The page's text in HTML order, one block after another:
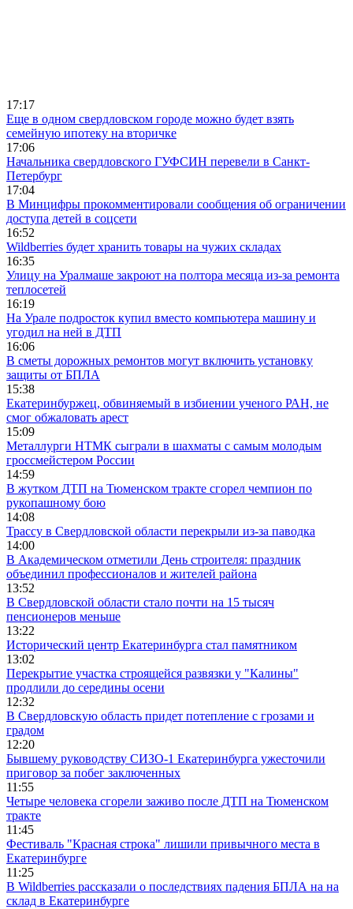
17:17
Еще в одном свердловском городе можно будет взять
семейную ипотеку на вторичке
17:06
Начальника свердловского ГУФСИН перевели в Санкт-
Петербург
17:04
В Минцифры прокомментировали сообщения об ограничении
доступа детей в соцсети
16:52
Wildberries будет хранить товары на чужих складах
16:35
Улицу на Уралмаше закроют на полтора месяца из-за ремонта
теплосетей
16:19
На Урале подросток купил вместо компьютера машину и
угодил на ней в ДТП
16:06
В сметы дорожных ремонтов могут включить установку
защиты от БПЛА
15:38
Екатеринбуржец, обвиняемый в избиении ученого РАН, не
смог обжаловать арест
15:09
Металлурги НТМК сыграли в шахматы с самым молодым
гроссмейстером России
14:59
В жутком ДТП на Тюменском тракте сгорел чемпион по
рукопашному бою
14:08
Трассу в Свердловской области перекрыли из-за паводка
14:00
В Академическом отметили День строителя: праздник
объединил профессионалов и жителей района
13:52
В Свердловской области стало почти на 15 тысяч
пенсионеров меньше
13:22
Исторический центр Екатеринбурга стал памятником
13:02
Перекрытие участка строящейся развязки у "Калины"
продлили до середины осени
12:32
В Свердловскую область придет потепление с грозами и
градом
12:20
Бывшему руководству СИЗО-1 Екатеринбурга ужесточили
приговор за побег заключенных
11:55
Четыре человека сгорели заживо после ДТП на Тюменском
тракте
11:45
Фестиваль "Красная строка" лишили привычного места в
Екатеринбурге
11:25
В Wildberries рассказали о последствиях падения БПЛА на на
склад в Екатеринбурге